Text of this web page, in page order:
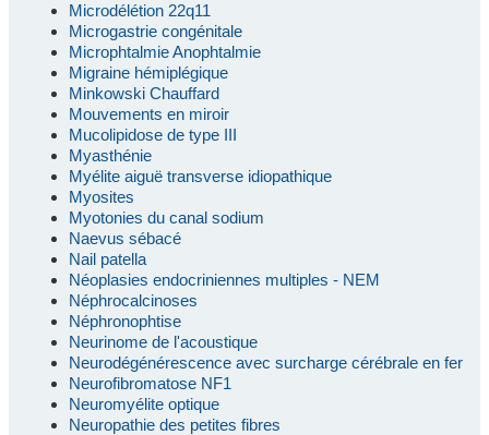
Microdélétion 22q11
Microgastrie congénitale
Microphtalmie Anophtalmie
Migraine hémiplégique
Minkowski Chauffard
Mouvements en miroir
Mucolipidose de type III
Myasthénie
Myélite aiguë transverse idiopathique
Myosites
Myotonies du canal sodium
Naevus sébacé
Nail patella
Néoplasies endocriniennes multiples - NEM
Néphrocalcinoses
Néphronophtise
Neurinome de l'acoustique
Neurodégénérescence avec surcharge cérébrale en fer
Neurofibromatose NF1
Neuromyélite optique
Neuropathie des petites fibres